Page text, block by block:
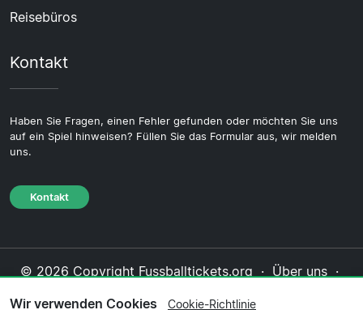
Reisebüros
Kontakt
Haben Sie Fragen, einen Fehler gefunden oder möchten Sie uns
auf ein Spiel hinweisen? Füllen Sie das Formular aus, wir melden
uns.
Kontakt
© 2026 Copyright Fussballtickets.org · Über uns ·
Wir verwenden Cookies Cookie-Richtlinie